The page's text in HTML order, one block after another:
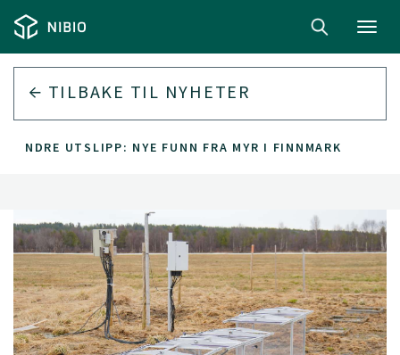
TILBAKE TIL NYHETER
MINDRE UTSLIPP: NYE FUNN FRA MYR I FINNMARK